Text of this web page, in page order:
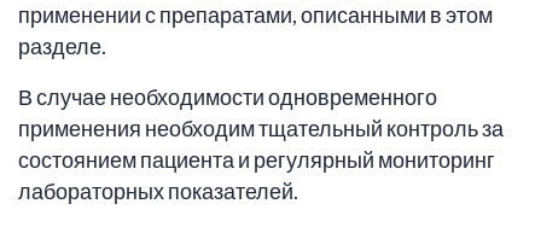
применении с препаратами, описанными в этом
разделе.
В случае необходимости одновременного
применения необходим тщательный контроль за
состоянием пациента и регулярный мониторинг
лабораторных показателей.